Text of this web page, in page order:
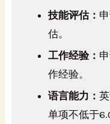
技能评估：
估。
工作经验：
作经验。
语言能力：
单项不低于